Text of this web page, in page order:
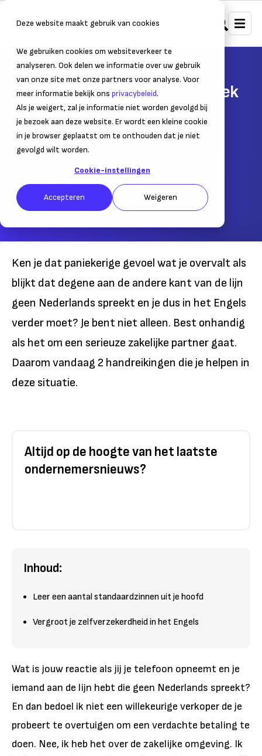
Deze website maakt gebruik van cookies
We gebruiken cookies om websiteverkeer te
analyseren. Ook delen we informatie over uw gebruik
van onze site met onze partners voor analyse. Voor
meer informatie bekijk ons privacybeleid.
Als je weigert, zal je informatie niet worden gevolgd bij
je bezoek aan deze website. Er wordt een kleine cookie
in je browser geplaatst om te onthouden dat je niet
gevolgd wilt worden.
Cookie-instellingen
Accepteren Weigeren
Home Internationaal ondernemen Internationaal zakendoen
Zelfverzekerd een Engels gesprek
voeren aan de telefoon
Zonder paniek door in het Engels
16 december 2019– Leestijd:3min.
Laatst bijgewerkt:16 december 2019
Ken je dat paniekerige gevoel wat je overvalt als
blijkt dat degene aan de andere kant van de lijn
geen Nederlands spreekt en je dus in het Engels
verder moet? Je bent niet alleen. Best onhandig
als het om een serieuze zakelijke partner gaat.
Daarom vandaag 2 handreikingen die je helpen in
deze situatie.
Altijd op de hoogte van het laatste
ondernemersnieuws?
Inhoud:
Leer een aantal standaardzinnen uit je hoofd
Vergroot je zelfverzekerdheid in het Engels
Wat is jouw reactie als jij je telefoon opneemt en je
iemand aan de lijn hebt die geen Nederlands spreekt?
En dan bedoel ik niet een willekeurige verkoper de je
probeert te overtuigen om een verdachte betaling te
doen. Nee, ik heb het over de zakelijke omgeving. Ik